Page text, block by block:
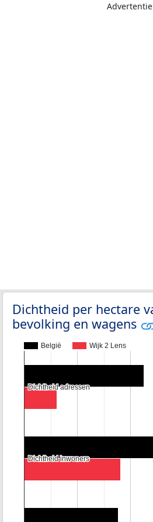
Dichtheid per hectare
bevolking en wagens
België Wijk 2 Lens
Dichtheid adressen
Dichtheid adressen
Dichtheid inwoners
Dichtheid inwoners